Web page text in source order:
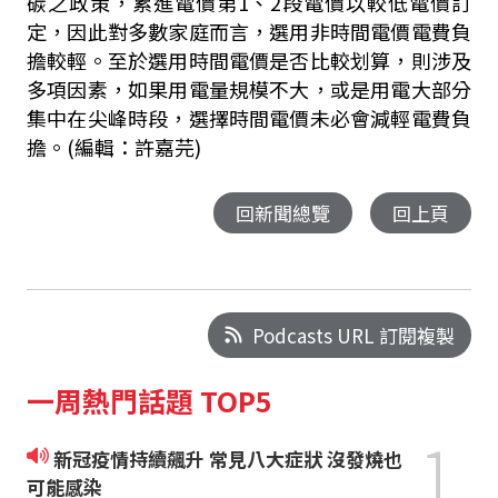
定，因此對多數家庭而言，選用非時間電價電費負
擔較輕。至於選用時間電價是否比較划算，則涉及
多項因素，如果用電量規模不大，或是用電大部分
集中在尖峰時段，選擇時間電價未必會減輕電費負
擔。(編輯：許嘉芫)
回新聞總覽 回上頁
Podcasts URL 訂閱複製
一周熱門話題 TOP5
新冠疫情持續飆升 常見八大症狀 沒發燒也
可能感染
1